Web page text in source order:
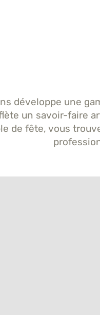
développe une
un savoir-faire
de fête, vous